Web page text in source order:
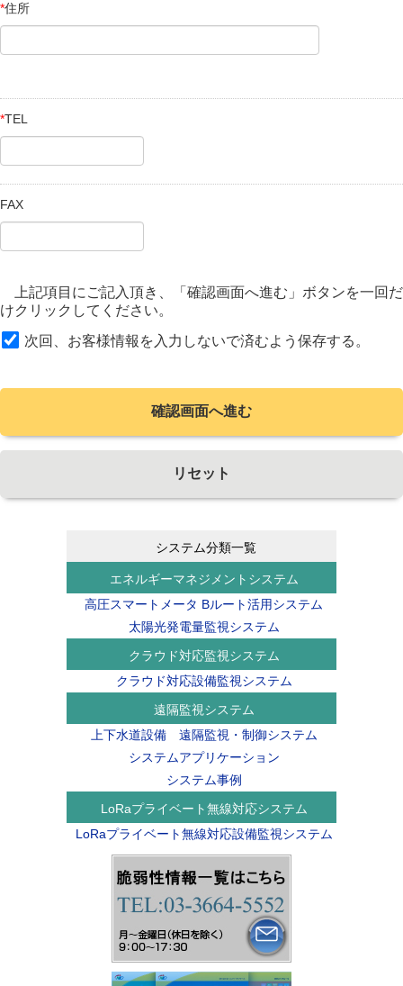
*住所
*TEL
FAX
上記項目にご記入頂き、「確認画面へ進む」ボタンを一回だ
けクリックしてください。
次回、お客様情報を入力しないで済むよう保存する。
確認画面へ進む
リセット
システム分類一覧
エネルギーマネジメントシステム
高圧スマートメータ Bルート活用システム
太陽光発電量監視システム
クラウド対応監視システム
クラウド対応設備監視システム
遠隔監視システム
上下水道設備 遠隔監視・制御システム
システムアプリケーション
システム事例
LoRaプライベート無線対応システム
LoRaプライベート無線対応設備監視システム